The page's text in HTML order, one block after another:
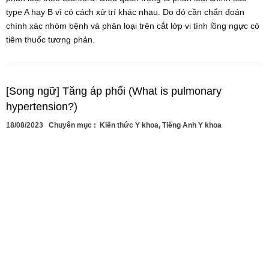
type A hay B vì có cách xử trí khác nhau. Do đó cần chẩn đoán
chính xác nhóm bệnh và phân loại trên cắt lớp vi tính lồng ngực có
tiêm thuốc tương phản.
[Song ngữ] Tăng áp phổi (What is pulmonary
hypertension?)
18/08/2023 Chuyên mục : Kiến thức Y khoa, Tiếng Anh Y khoa